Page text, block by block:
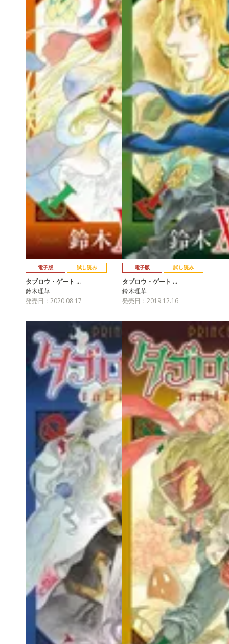
電子版 試し読み
タブロウ・ゲート …
鈴木理華
発売日：2020.08.17
電子版 試し読み
タブロウ・ゲート …
鈴木理華
発売日：2019.12.16